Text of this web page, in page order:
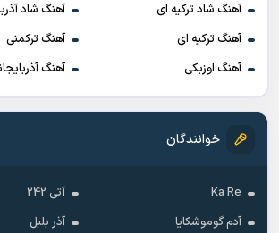
آهنگ شاد ترکیه ای
آهنگ شاد
آهنگ ترکیه ای
آهنگ ترکمنی
آهنگ اوزبکی
آهنگ
خوانندگان
Ka Re
آتی 242
آدم گوموشکایا
آذر بلبل